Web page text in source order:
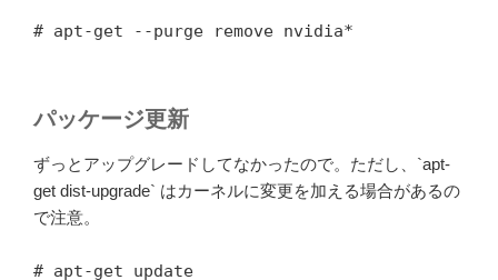
# apt-get --purge remove nvidia*
パッケージ更新
ずっとアップグレードしてなかったので。ただし、`apt-
get dist-upgrade` はカーネルに変更を加える場合があるの
で注意。
# apt-get update